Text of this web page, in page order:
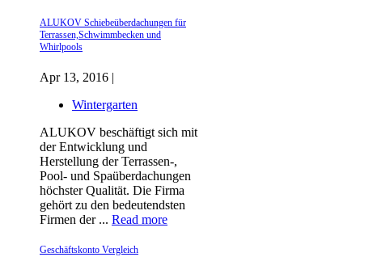
ALUKOV Schiebeüberdachungen für
Terrassen,Schwimmbecken und
Whirlpools
Apr 13, 2016 |
Wintergarten
ALUKOV beschäftigt sich mit
der Entwicklung und
Herstellung der Terrassen-,
Pool- und Spaüberdachungen
höchster Qualität. Die Firma
gehört zu den bedeutendsten
Firmen der ... Read more
Geschäftskonto Vergleich